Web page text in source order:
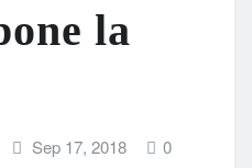
la
Sep 17, 2018 0